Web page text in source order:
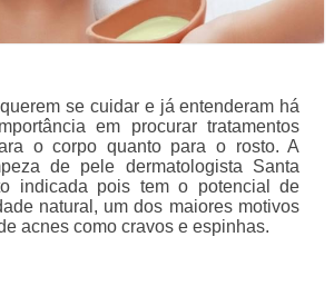
se cuidar e já entenderam há
em procurar tratamentos
o corpo quanto para o rosto. A
de pele dermatologista Santa
indicada pois tem o potencial de
natural, um dos maiores motivos
acnes como cravos e espinhas.